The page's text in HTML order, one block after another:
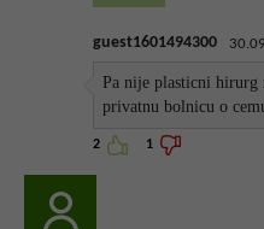
guest1601494300
Pa nije plasticni
privatnu bolnicu o
2 1